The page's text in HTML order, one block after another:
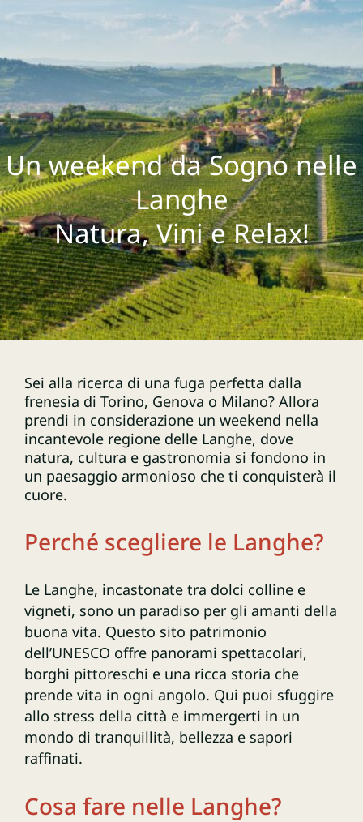
Un weekend da Sogno nelle
Langhe
Natura, Vini e Relax!
Sei alla ricerca di una fuga perfetta dalla
frenesia di Torino, Genova o Milano? Allora
prendi in considerazione un weekend nella
incantevole regione delle Langhe, dove
natura, cultura e gastronomia si fondono in
un paesaggio armonioso che ti conquisterà il
cuore.
Perché scegliere le Langhe?
Le Langhe, incastonate tra dolci colline e
vigneti, sono un paradiso per gli amanti della
buona vita. Questo sito patrimonio
dell’UNESCO offre panorami spettacolari,
borghi pittoreschi e una ricca storia che
prende vita in ogni angolo. Qui puoi sfuggire
allo stress della città e immergerti in un
mondo di tranquillità, bellezza e sapori
raffinati.
Cosa fare nelle Langhe?